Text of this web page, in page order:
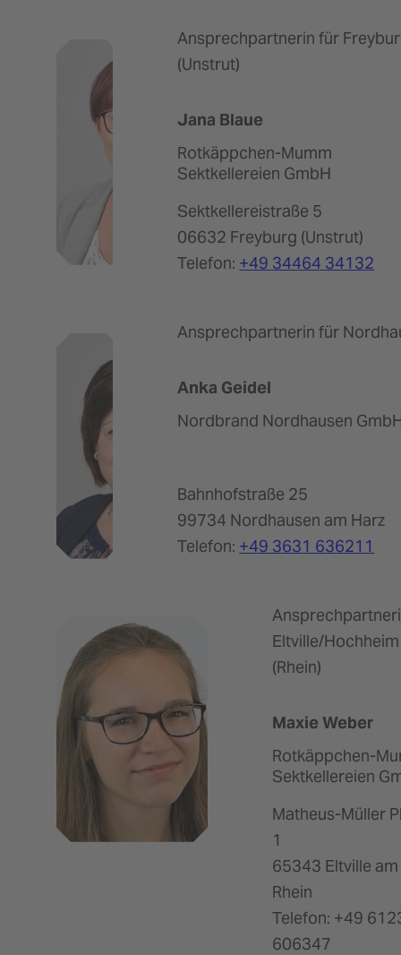
Ansprechpartnerin für
(Unstrut)
Jana Blaue
Rotkäppchen-Mumm
Sektkellereien GmbH
Sektkellereistraße 5
06632 Freyburg (Unstrut)
Telefon: +49 34464 34132
Ansprechpartnerin für
Anka Geidel
Nordbrand Nordhausen
Bahnhofstraße 25
99734 Nordhausen am Harz
Telefon: +49 3631 636211
Eltville/Hochheim
(Rhein)
Maxie Weber
Rotkäppchen-
Sektkellereien
Matheus-Müller
1
65343 Eltville am
Rhein
Telefon: +49
606347